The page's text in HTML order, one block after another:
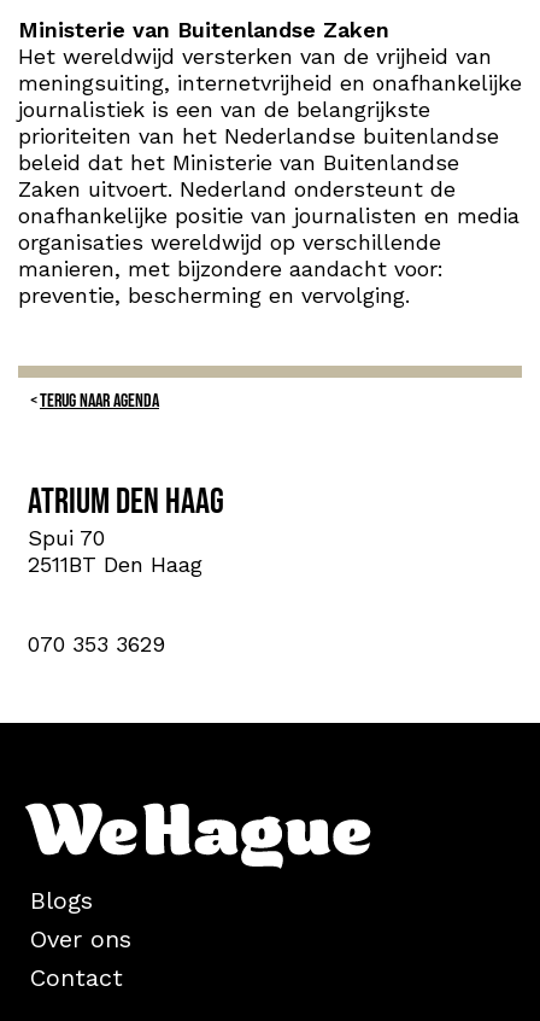
Ministerie van Buitenlandse Zaken
Het wereldwijd versterken van de vrijheid van
meningsuiting, internetvrijheid en onafhankelijke
journalistiek is een van de belangrijkste
prioriteiten van het Nederlandse buitenlandse
beleid dat het Ministerie van Buitenlandse
Zaken uitvoert. Nederland ondersteunt de
onafhankelijke positie van journalisten en media
organisaties wereldwijd op verschillende
manieren, met bijzondere aandacht voor:
preventie, bescherming en vervolging.
TERUG NAAR AGENDA
Atrium Den Haag
Spui 70
2511BT Den Haag
070 353 3629
Blogs
Over ons
Contact